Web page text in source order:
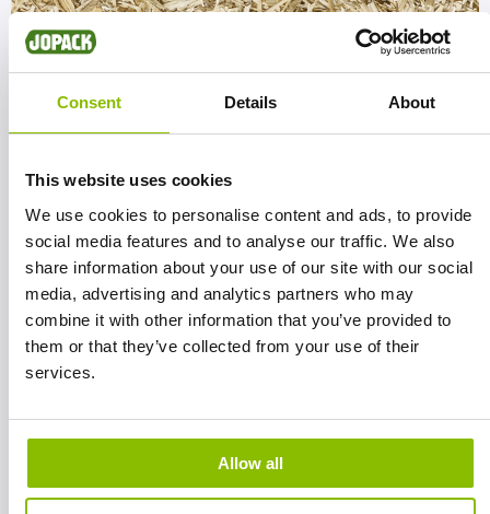
Consent Details About
This website uses cookies
We use cookies to personalise content and ads, to provide
social media features and to analyse our traffic. We also
share information about your use of our site with our social
media, advertising and analytics partners who may
combine it with other information that you’ve provided to
them or that they’ve collected from your use of their
services.
Allow all
Afbeelding